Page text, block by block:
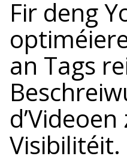
Fir deng
an Tags
Visibilitéit.